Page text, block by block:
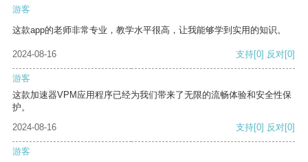
游客
这款app的老师非常专业，教学水平很高，让我能够学到实用的知识。
2024-08-16 支持[0] 反对[0]
游客
这款加速器VPM应用程序已经为我们带来了无限的流畅体验和安全性保
护。
2024-08-16
支持[0] 反对[0]
游客